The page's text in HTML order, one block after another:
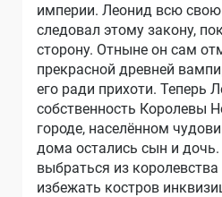
империи. Леонид всю
следовал этому закону,
сторону. Отныне он сам
прекрасной древней
его ради прихоти. Теперь
собственность Королевы
городе, населённом
дома остались сын и дочь.
выбраться из
избежать костров